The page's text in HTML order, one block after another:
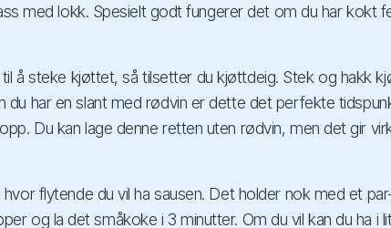
med lokk. Spesielt godt fungerer det om du har kokt
å steke kjøttet, så tilsetter du kjøttdeig. Stek og hakk
du har en slant med rødvin er dette det perfekte
Du kan lage denne retten uten rødvin, men det gir
flytende du vil ha sausen. Det holder nok med et
og la det småkoke i 3 minutter. Om du vil kan du ha i